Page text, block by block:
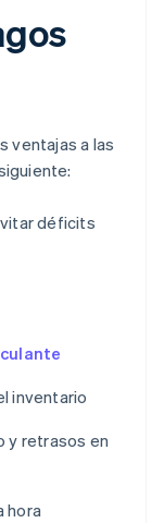
ventajas a las
déficits
inventario
y retrasos en
hora